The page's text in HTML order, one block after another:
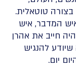
טוטאלית.
המדבר, איש
חייב את אהרן
להנגיש
יום.